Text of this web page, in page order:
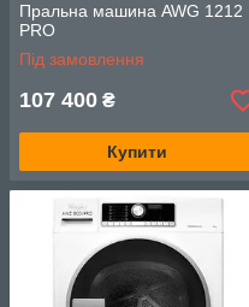
Пральна машина AWG 1212
PRO
Під замовлення
107 400 ₴
Купити